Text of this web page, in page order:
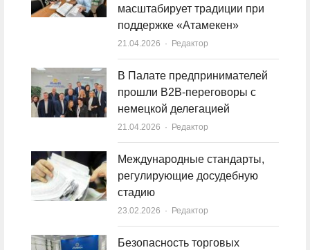
масштабирует традиции при
поддержке «Атамекен»
21.04.2026 Author
Редактор
В Палате предпринимателей
прошли B2B-переговоры с
немецкой делегацией
21.04.2026 Author
Редактор
Международные стандарты,
регулирующие досудебную
стадию
23.02.2026 Author
Редактор
Безопасность торговых